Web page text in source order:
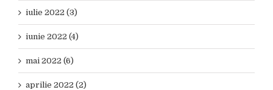
iulie 2022 (3)
iunie 2022 (4)
mai 2022 (6)
aprilie 2022 (2)